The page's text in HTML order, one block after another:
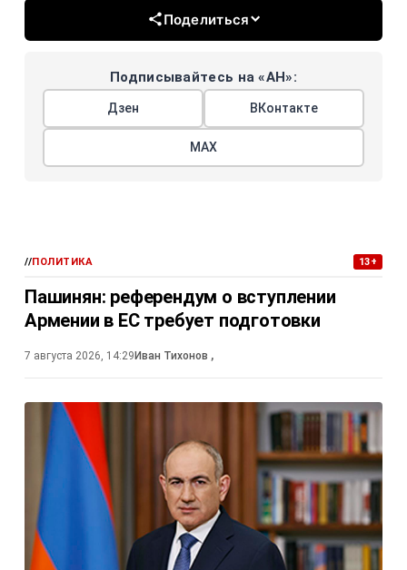
Поделиться
Подписывайтесь на «АН»:
Дзен ВКонтакте
МАХ
//ПОЛИТИКА 13+
Пашинян: референдум о вступлении
Армении в ЕС требует подготовки
7 августа 2026, 14:29 Иван Тихонов ,